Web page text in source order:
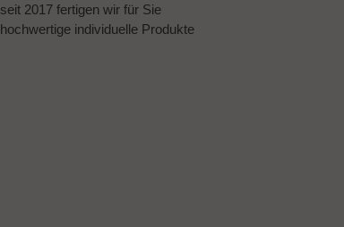
seit 2017 fertigen wir für Sie
hochwertige individuelle Produkte